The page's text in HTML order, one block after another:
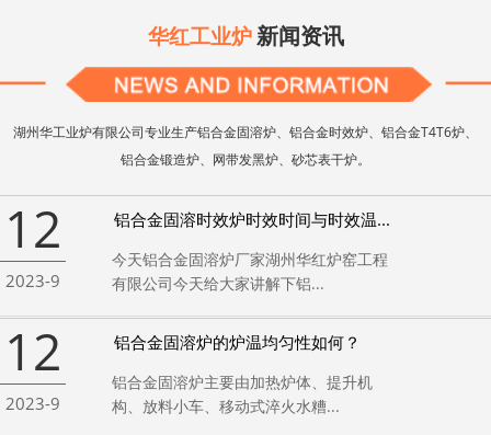
华红工业炉新闻资讯
湖州华工业炉有限公司专业生产铝合金固溶炉、铝合金时效炉、铝合金T4T6炉、
铝合金锻造炉、网带发黑炉、砂芯表干炉。
12
2023-9
铝合金固溶时效炉时效时间与时效温...
今天铝合金固溶炉厂家湖州华红炉窑工程
有限公司今天给大家讲解下铝...
12
2023-9
铝合金固溶炉的炉温均匀性如何？
铝合金固溶炉主要由加热炉体、提升机
构、放料小车、移动式淬火水糟...